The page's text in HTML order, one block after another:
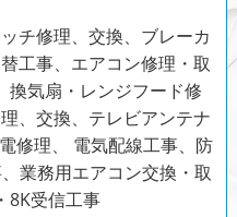
チ修理、交換、ブレーカ
工事、エアコン修理・取
換気扇・レンジフード修
、交換、テレビアンテナ
修理、 電気配線工事、防
業務用エアコン交換・取
8K受信工事